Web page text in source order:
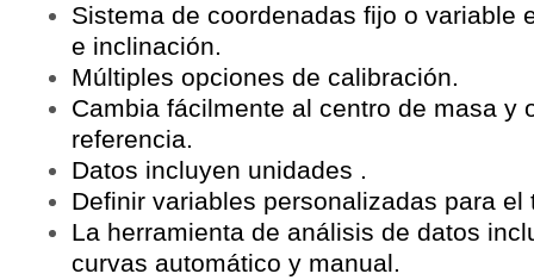
Sistema de coordenadas fijo o variable
e inclinación.
Múltiples opciones de calibración.
Cambia fácilmente al centro de masa y
referencia.
Datos incluyen unidades .
Definir variables personalizadas para
La herramienta de análisis de datos
curvas automático y manual.